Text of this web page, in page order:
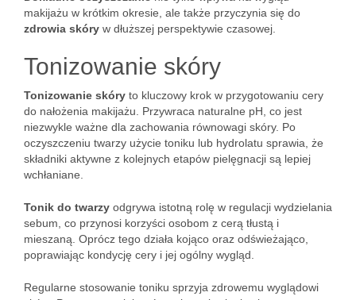
makijażu w krótkim okresie, ale także przyczynia się do
zdrowia skóry w dłuższej perspektywie czasowej.
Tonizowanie skóry
Tonizowanie skóry to kluczowy krok w przygotowaniu cery
do nałożenia makijażu. Przywraca naturalne pH, co jest
niezwykle ważne dla zachowania równowagi skóry. Po
oczyszczeniu twarzy użycie toniku lub hydrolatu sprawia, że
składniki aktywne z kolejnych etapów pielęgnacji są lepiej
wchłaniane.
Tonik do twarzy odgrywa istotną rolę w regulacji wydzielania
sebum, co przynosi korzyści osobom z cerą tłustą i
mieszaną. Oprócz tego działa kojąco oraz odświeżająco,
poprawiając kondycję cery i jej ogólny wygląd.
Regularne stosowanie toniku sprzyja zdrowemu wyglądowi